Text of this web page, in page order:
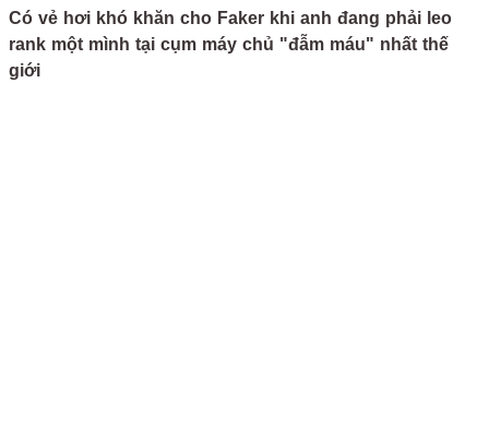
Có vẻ hơi khó khăn cho Faker khi anh đang phải leo
rank một mình tại cụm máy chủ "đẫm máu" nhất thế
giới